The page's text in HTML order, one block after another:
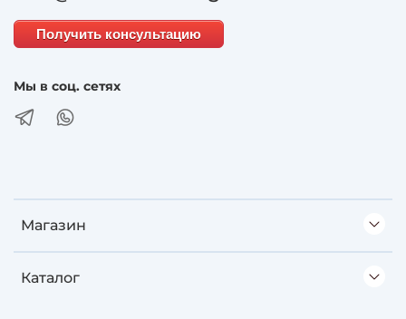
Магазин
Каталог
Получить консультацию
Мы в соц. сетях